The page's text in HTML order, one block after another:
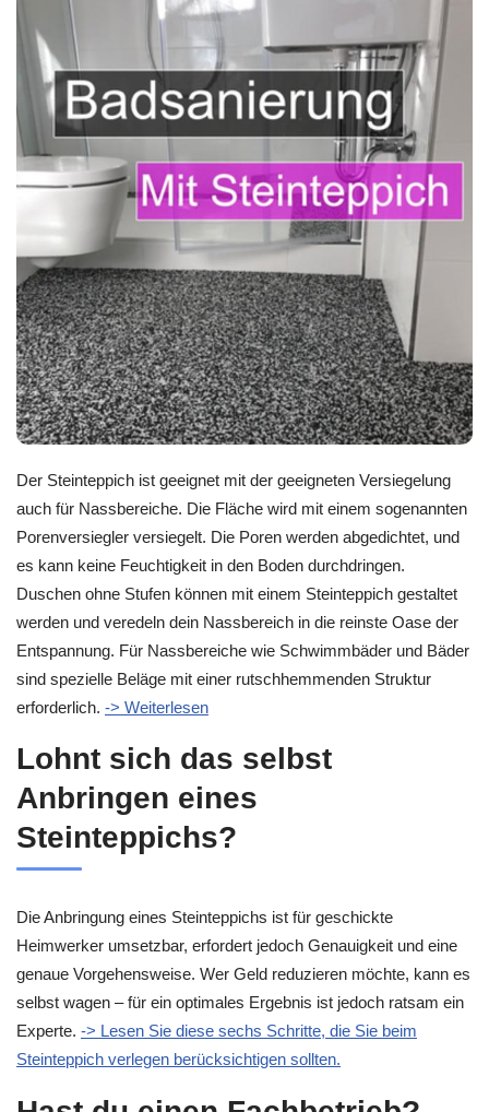
Der Steinteppich ist geeignet mit der geeigneten Versiegelung
auch für Nassbereiche. Die Fläche wird mit einem sogenannten
Porenversiegler versiegelt. Die Poren werden abgedichtet, und
es kann keine Feuchtigkeit in den Boden durchdringen.
Duschen ohne Stufen können mit einem Steinteppich gestaltet
werden und veredeln dein Nassbereich in die reinste Oase der
Entspannung. Für Nassbereiche wie Schwimmbäder und Bäder
sind spezielle Beläge mit einer rutschhemmenden Struktur
erforderlich. -> Weiterlesen
Lohnt sich das selbst
Anbringen eines
Steinteppichs?
Die Anbringung eines Steinteppichs ist für geschickte
Heimwerker umsetzbar, erfordert jedoch Genauigkeit und eine
genaue Vorgehensweise. Wer Geld reduzieren möchte, kann es
selbst wagen – für ein optimales Ergebnis ist jedoch ratsam ein
Experte. -> Lesen Sie diese sechs Schritte, die Sie beim
Steinteppich verlegen berücksichtigen sollten.